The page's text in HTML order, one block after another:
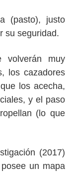
(pasto), justo
su seguridad.
muy
los cazadores
que los acecha,
y el paso
(lo que
(2017)
un mapa